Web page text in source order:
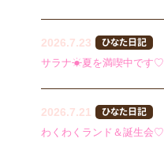
2026.7.23 ひなた日記
サラナ☀夏を満喫中です♡
2026.7.21 ひなた日記
わくわくランド＆誕生会♡